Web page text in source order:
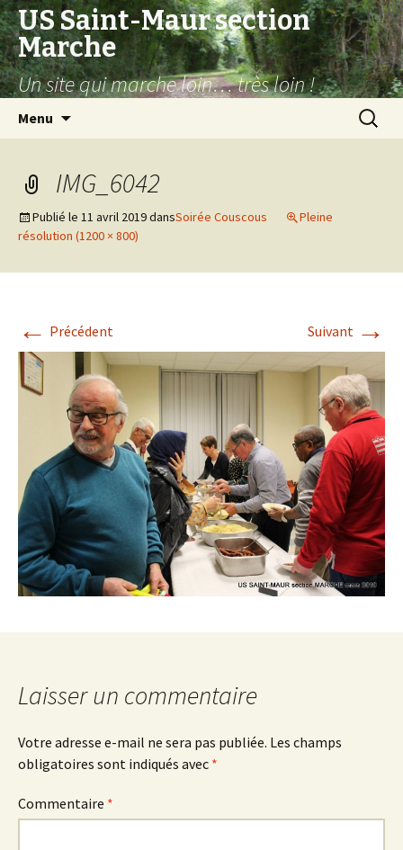
US Saint-Maur section
Marche
Un site qui marche loin… très loin !
Menu
IMG_6042
Publié le 11 avril 2019dansSoirée Couscous
Pleine
résolution (1200 × 800)
← Précédent Suivant →
Laisser un commentaire
Votre adresse e-mail ne sera pas publiée. Les champs
obligatoires sont indiqués avec *
Commentaire *